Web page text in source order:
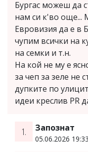
Бургас можеш да
нам си к'во още...
Евровизия да е в
чупим всички на
на семки и т.н.
На кой не му е
за чеп за зеле не
дупките по
идеи креслив PR
1. Запознат
05.06.2026